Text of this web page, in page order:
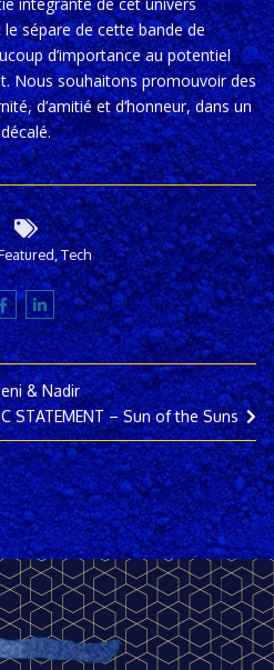
le sépare de cette bande de
d’importance au potentiel
Nous souhaitons promouvoir des
d’amitié et d’honneur, dans un
,Tech
& Nadir
STATEMENT – Sun of the Suns